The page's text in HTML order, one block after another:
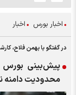
اخبار بورس اخبار
در گفتگو با بهمن فلاح،
محدودیت دامنه